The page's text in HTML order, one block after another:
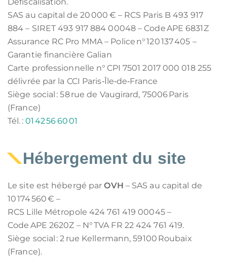
SAS au capital de 20 000 € – RCS Paris B 493 917
884 – SIRET 493 917 884 00048 – Code APE 6831Z
Assurance RC Pro MMA – Police n° 120 137 405 –
Garantie financière Galian
Carte professionnelle n° CPI 7501 2017 000 018 255
délivrée par la CCI Paris‑Île‑de‑France
Siège social : 58 rue de Vaugirard, 75006 Paris
(France)
Tél. : 01 42 56 60 01
Hébergement du site
Le site est hébergé parOVH – SAS au capital de
10 174 560 € –
RCS Lille Métropole 424 761 419 00045 –
Code APE 2620Z – N° TVA FR 22 424 761 419.
Siège social : 2 rue Kellermann, 59100 Roubaix
(France).